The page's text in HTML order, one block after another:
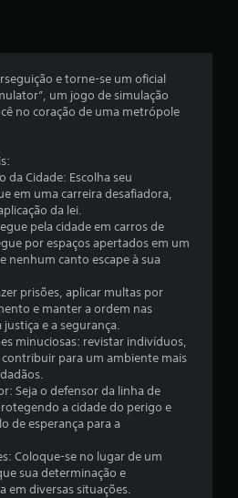
s
e
m
m
t
t
a
l
6
e torne-se um oficial
um jogo de simulação
no coração de uma metrópole
da Cidade: Escolha seu
em uma carreira desafiadora,
da lei.
pela cidade em carros de
por espaços apertados em um
nenhum canto escape à sua
prisões, aplicar multas por
e manter a ordem nas
e a segurança.
minuciosas: revistar indivíduos,
para um ambiente mais
Seja o defensor da linha de
a cidade do perigo e
de esperança para a
Coloque-se no lugar de um
sua determinação e
em diversas situações.